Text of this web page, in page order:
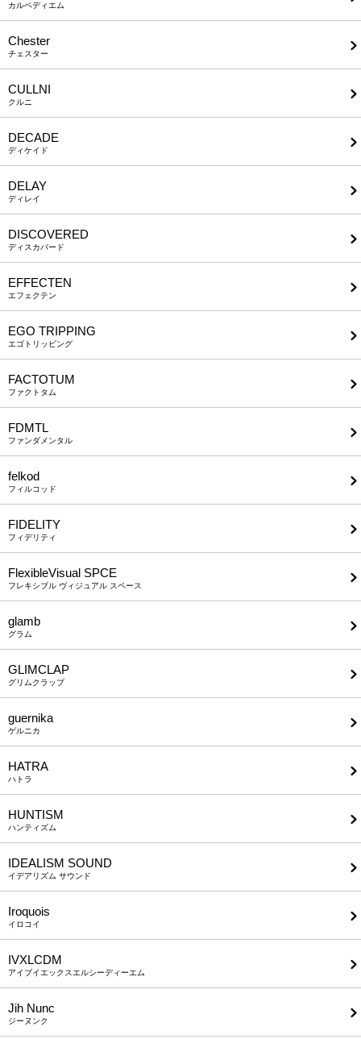
カルペディエム
Chester
チェスター
CULLNI
クルニ
DECADE
ディケイド
DELAY
ディレイ
DISCOVERED
ディスカバード
EFFECTEN
エフェクテン
EGO TRIPPING
エゴトリッピング
FACTOTUM
ファクトタム
FDMTL
ファンダメンタル
felkod
フィルコッド
FIDELITY
フィデリティ
FlexibleVisual SPCE
フレキシブル ヴィジュアル スペース
glamb
グラム
GLIMCLAP
グリムクラップ
guernika
ゲルニカ
HATRA
ハトラ
HUNTISM
ハンティズム
IDEALISM SOUND
イデアリズム サウンド
Iroquois
イロコイ
IVXLCDM
アイブイエックスエルシーディーエム
Jih Nunc
ジーヌンク